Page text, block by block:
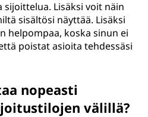
Lisäksi voit näin
sisältösi näyttää. Lisäksi
helpompaa, koska sinun ei
poistat asioita tehdessäsi
nopeasti
välillä?